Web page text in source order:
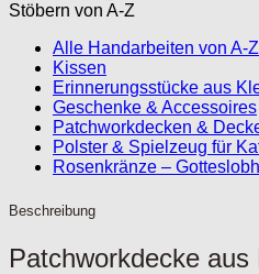
Stöbern von A-Z
Alle Handarbeiten von A-Z
Kissen
Erinnerungsstücke aus
Geschenke & Accessoires
Patchworkdecken &
Polster & Spielzeug für
Rosenkränze –
Beschreibung
Patchworkdecke